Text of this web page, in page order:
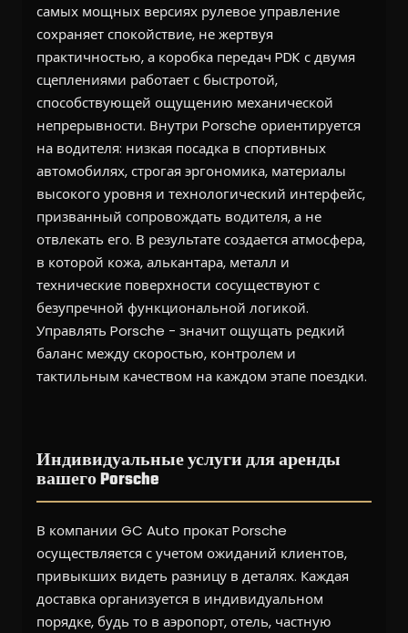
самых мощных версиях рулевое управление
сохраняет спокойствие, не жертвуя
практичностью, а коробка передач PDK с двумя
сцеплениями работает с быстротой,
способствующей ощущению механической
непрерывности. Внутри Porsche ориентируется
на водителя: низкая посадка в спортивных
автомобилях, строгая эргономика, материалы
высокого уровня и технологический интерфейс,
призванный сопровождать водителя, а не
отвлекать его. В результате создается атмосфера,
в которой кожа, алькантара, металл и
технические поверхности сосуществуют с
безупречной функциональной логикой.
Управлять Porsche - значит ощущать редкий
баланс между скоростью, контролем и
тактильным качеством на каждом этапе поездки.
Индивидуальные услуги для аренды
вашего Porsche
В компании GC Auto прокат Porsche
осуществляется с учетом ожиданий клиентов,
привыкших видеть разницу в деталях. Каждая
доставка организуется в индивидуальном
порядке, будь то в аэропорт, отель, частную